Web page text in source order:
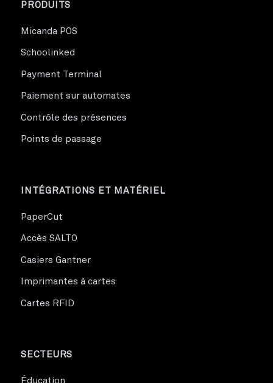
PRODUITS
Micanda POS
Schoolinked
Payment Terminal
Paiement sur automates
Contrôle des présences
Points de passage
INTÉGRATIONS ET MATÉRIEL
PaperCut
Accès SALTO
Casiers Gantner
Imprimantes à cartes
Cartes RFID
SECTEURS
Éducation